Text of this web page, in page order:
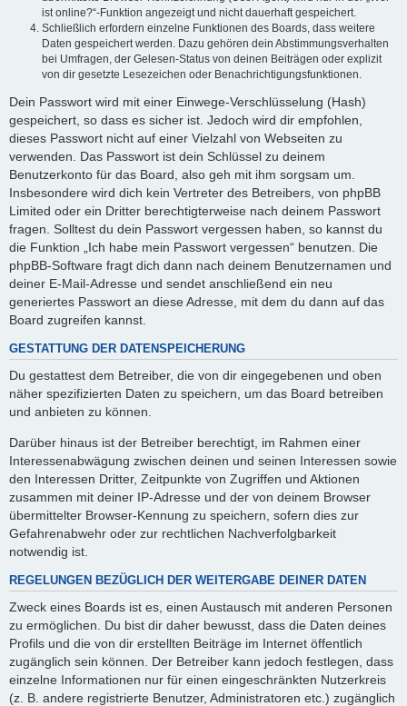
ist online?“-Funktion angezeigt und nicht dauerhaft gespeichert.
Schließlich erfordern einzelne Funktionen des Boards, dass weitere
Daten gespeichert werden. Dazu gehören dein Abstimmungsverhalten
bei Umfragen, der Gelesen-Status von deinen Beiträgen oder explizit
von dir gesetzte Lesezeichen oder Benachrichtigungsfunktionen.
Dein Passwort wird mit einer Einwege-Verschlüsselung (Hash)
gespeichert, so dass es sicher ist. Jedoch wird dir empfohlen,
dieses Passwort nicht auf einer Vielzahl von Webseiten zu
verwenden. Das Passwort ist dein Schlüssel zu deinem
Benutzerkonto für das Board, also geh mit ihm sorgsam um.
Insbesondere wird dich kein Vertreter des Betreibers, von phpBB
Limited oder ein Dritter berechtigterweise nach deinem Passwort
fragen. Solltest du dein Passwort vergessen haben, so kannst du
die Funktion „Ich habe mein Passwort vergessen“ benutzen. Die
phpBB-Software fragt dich dann nach deinem Benutzernamen und
deiner E-Mail-Adresse und sendet anschließend ein neu
generiertes Passwort an diese Adresse, mit dem du dann auf das
Board zugreifen kannst.
GESTATTUNG DER DATENSPEICHERUNG
Du gestattest dem Betreiber, die von dir eingegebenen und oben
näher spezifizierten Daten zu speichern, um das Board betreiben
und anbieten zu können.
Darüber hinaus ist der Betreiber berechtigt, im Rahmen einer
Interessenabwägung zwischen deinen und seinen Interessen sowie
den Interessen Dritter, Zeitpunkte von Zugriffen und Aktionen
zusammen mit deiner IP-Adresse und der von deinem Browser
übermittelter Browser-Kennung zu speichern, sofern dies zur
Gefahrenabwehr oder zur rechtlichen Nachverfolgbarkeit
notwendig ist.
REGELUNGEN BEZÜGLICH DER WEITERGABE DEINER DATEN
Zweck eines Boards ist es, einen Austausch mit anderen Personen
zu ermöglichen. Du bist dir daher bewusst, dass die Daten deines
Profils und die von dir erstellten Beiträge im Internet öffentlich
zugänglich sein können. Der Betreiber kann jedoch festlegen, dass
einzelne Informationen nur für einen eingeschränkten Nutzerkreis
(z. B. andere registrierte Benutzer, Administratoren etc.) zugänglich